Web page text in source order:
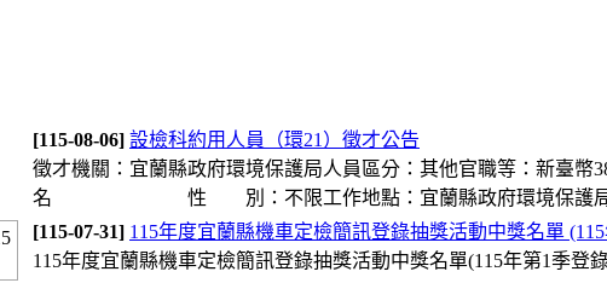
[115-08-06] 設檢科約用人員（環21）徵才公告
徵才機關：宜蘭縣政府環境保護局人員區分：其他官職等：新
名 性 別：不限工作地點：宜蘭縣政府環境保護局
[115-07-31] 115年度宜蘭縣機車定檢簡訊登錄抽獎活動中獎名單 (115
115年度宜蘭縣機車定檢簡訊登錄抽獎活動中獎名單(115年第1季登